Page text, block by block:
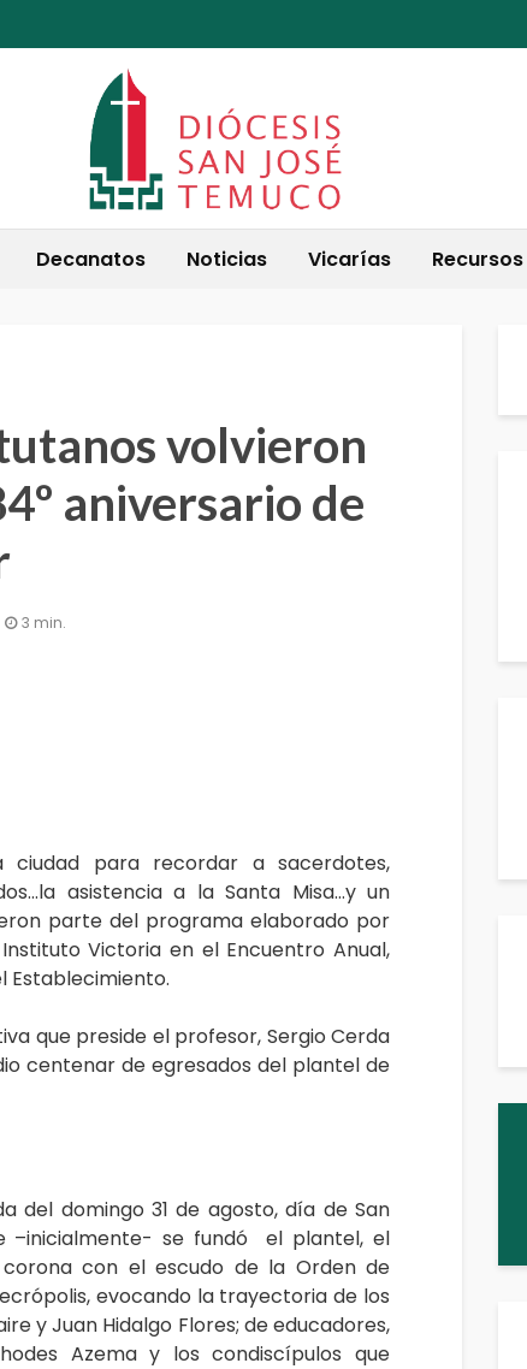
Decanatos Noticias Vicarías Recursos
volvieron
aniversario de
3 min.
para recordar a sacerdotes,
asistencia a la Santa Misa…y un
parte del programa elaborado por
Victoria en el Encuentro Anual,
Establecimiento.
que preside el profesor, Sergio Cerda
centenar de egresados del plantel de
del domingo 31 de agosto, día de San
–inicialmente- se fundó el plantel, el
con el escudo de la Orden de
evocando la trayectoria de los
y Juan Hidalgo Flores; de educadores,
Azema y los condiscípulos que